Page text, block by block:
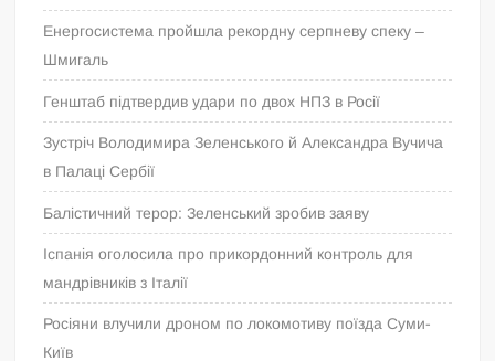
Енергосистема пройшла рекордну серпневу спеку –
Шмигаль
Генштаб підтвердив удари по двох НПЗ в Росії
Зустріч Володимира Зеленського й Александра Вучича
в Палаці Сербії
Балістичний терор: Зеленський зробив заяву
Іспанія оголосила про прикордонний контроль для
мандрівників з Італії
Росіяни влучили дроном по локомотиву поїзда Суми-
Київ